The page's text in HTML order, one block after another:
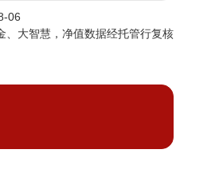
0.5794
0.5466
06
、大智慧，净值数据经托管行复核